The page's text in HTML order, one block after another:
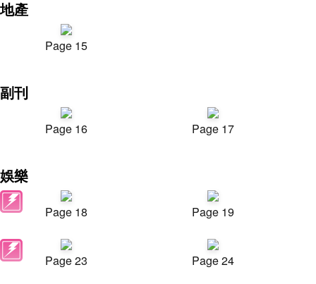
地產
Page 15
副刊
Page 16 Page 17
娛樂
Page 18 Page 19
Page 23 Page 24